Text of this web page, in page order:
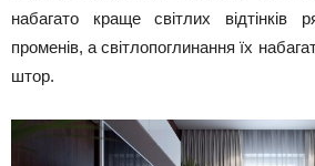
набагато краще світлих відтінків
променів, а світлопоглинання їх
штор.